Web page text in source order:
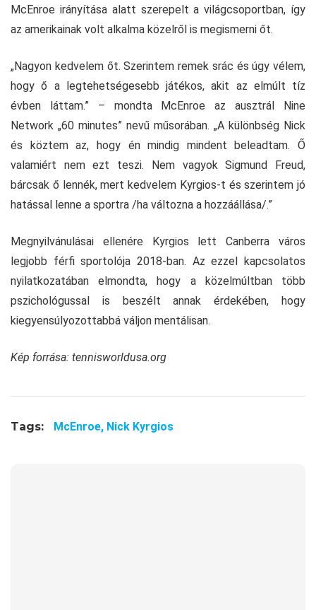
McEnroe irányítása alatt szerepelt a világcsoportban, így
az amerikainak volt alkalma közelről is megismerni őt.
„Nagyon kedvelem őt. Szerintem remek srác és úgy vélem,
hogy ő a legtehetségesebb játékos, akit az elmúlt tíz
évben láttam.” – mondta McEnroe az ausztrál Nine
Network „60 minutes” nevű műsorában. „A különbség Nick
és köztem az, hogy én mindig mindent beleadtam. Ő
valamiért nem ezt teszi. Nem vagyok Sigmund Freud,
bárcsak ő lennék, mert kedvelem Kyrgios-t és szerintem jó
hatással lenne a sportra /ha változna a hozzáállása/.”
Megnyilvánulásai ellenére Kyrgios lett Canberra város
legjobb férfi sportolója 2018-ban. Az ezzel kapcsolatos
nyilatkozatában elmondta, hogy a közelmúltban több
pszichológussal is beszélt annak érdekében, hogy
kiegyensúlyozottabbá váljon mentálisan.
Kép forrása: tennisworldusa.org
Tags: McEnroe, Nick Kyrgios